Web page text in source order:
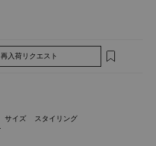
再入荷リクエスト
サイズ スタイリング